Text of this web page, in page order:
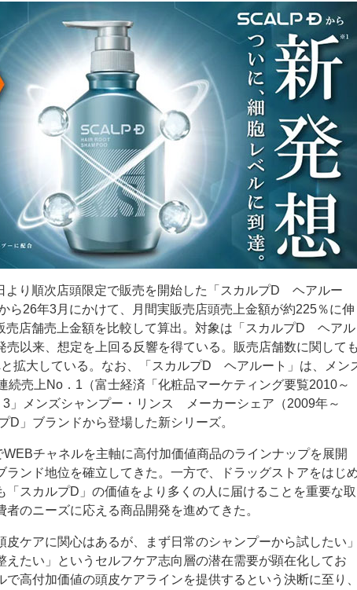
り順次店頭限定で販売を開始した「スカルプD ヘアルー
ら26年3月にかけて、月間実販売店頭売上金額が約225％に伸
売店舗売上金額を比較して算出。対象は「スカルプD ヘアル
売以来、想定を上回る反響を得ている。販売店舗数に関しても
拡大している。なお、「スカルプD ヘアルート」は、メン
続売上No．1（富士経済「化粧品マーケティング要覧2010～
メンズシャンプー・リンス メーカーシェア（2009年～
D」ブランドから登場した新シリーズ。
チャネルを主軸に高付加価値商品のラインナップを展開
ランド地位を確立してきた。一方で、ドラッグストアをはじ
「スカルプD」の価値をより多くの人に届けることを重要な取
のニーズに応える商品開発を進めてきた。
ケアに関心はあるが、まず日常のシャンプーから試したい」
えたい」というセルフケア志向層の潜在需要が顕在化してお
で高付加価値の頭皮ケアラインを提供するという決断に至り、